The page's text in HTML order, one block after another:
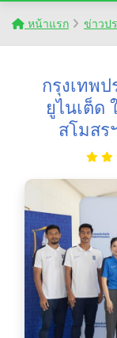
หน้าแรก ข่าวป
กรุงเทพ
ยูไนเต็ด
สโมสร